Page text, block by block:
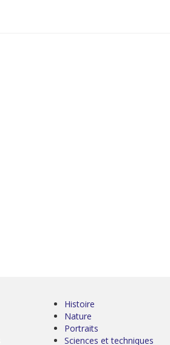
Histoire
Nature
Portraits
Sciences et techniques